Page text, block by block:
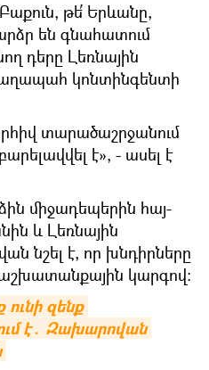
թե՛ Երևանը,
են գնահատում
դերը Լեռնային
կոնտինգենտի
տարածաշրջանում
է», - ասել է
միջադեպերին հայ-
և Լեռնային
նշել է, որ խնդիրները
աշխատանքային կարգով:
զենք
է․ Զախարովան